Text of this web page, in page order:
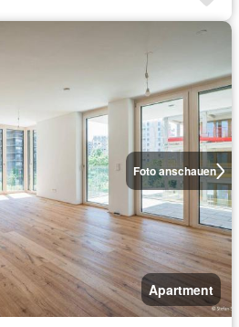
Foto anschauen
Apartment